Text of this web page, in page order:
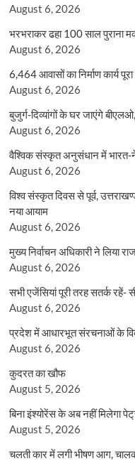
August 6, 2026
भरभराकर ढहा 100 साल पुराना
August 6, 2026
6,464 आवासों का निर्माण कार्य पूरा
August 6, 2026
बुजुर्ग-दिव्यांगों के घर जाएंगे
August 6, 2026
वैश्विक संस्कृत अनुसंधान में भारत-
August 6, 2026
विश्व संस्कृत दिवस से पूर्व,
नया आयाम
August 6, 2026
मुख्य निर्वाचन अधिकारी ने लिया
August 6, 2026
सभी एजेंसियां पूरी तरह सतर्क रहें-
August 6, 2026
प्रदेश में आधारभूत संरचनाओं के
August 6, 2026
कुदरत का खौफ
August 5, 2026
बिना इंश्योरेंस के अब नहीं मिलेगा
August 5, 2026
चलती कार में लगी भीषण आग,